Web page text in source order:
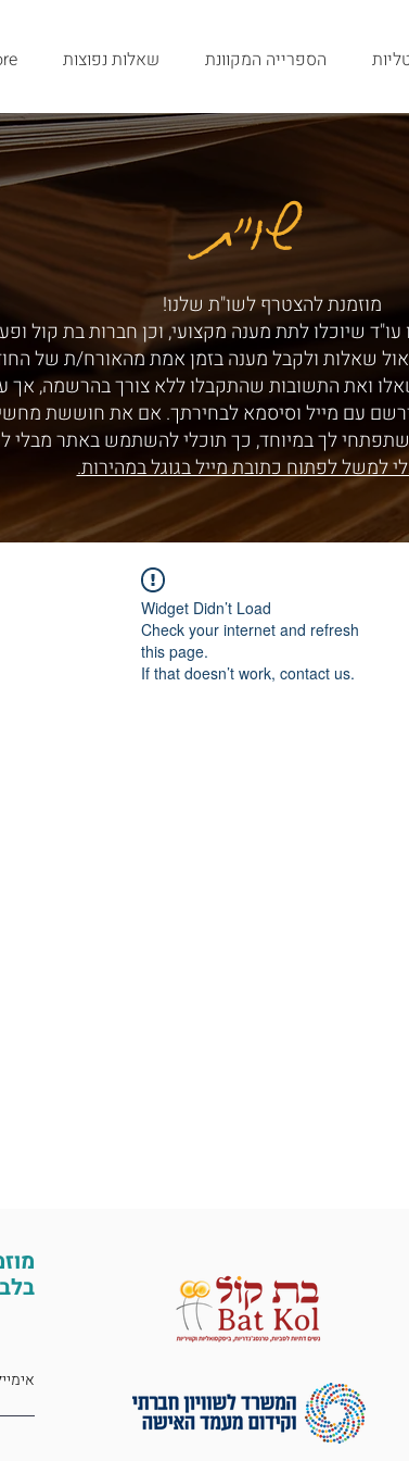
הספרייה המקוונת שאלות נפוצות
שו"ת
שו"ת
מוזמנת להצטרף לשו"ת שלנו!
שיוכלו לתת מענה מקצועי, וכן חברות בת קול
שאלות ולקבל מענה בזמן אמת מהאורח/ת של
ואת התשובות שהתקבלו ללא צורך בהרשמה, אך
עם מייל וסיסמא לבחירתך. אם את חוששת
לך במיוחד, כך תוכלי להשתמש באתר מבלי
למשל לפתוח כתובת מייל בגוגל במהירות.
Widget Didn’t Load
Check your internet and refresh
this page.
If that doesn’t work, contact us.